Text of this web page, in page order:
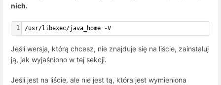
nich.
1 /usr/libexec/java_home -V
Jeśli wersja, którą chcesz, nie znajduje się na liście, zainstaluj
ją, jak wyjaśniono w tej sekcji.
Jeśli jest na liście, ale nie jest tą, która jest wymieniona